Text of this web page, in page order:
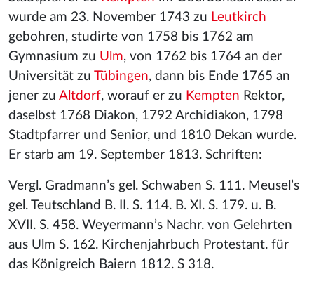
wurde am 23. November 1743 zu Leutkirch
gebohren, studirte von 1758 bis 1762 am
Gymnasium zu Ulm, von 1762 bis 1764 an der
Universität zu Tübingen, dann bis Ende 1765 an
jener zu Altdorf, worauf er zu Kempten Rektor,
daselbst 1768 Diakon, 1792 Archidiakon, 1798
Stadtpfarrer und Senior, und 1810 Dekan wurde.
Er starb am 19. September 1813. Schriften:
Vergl. Gradmann’s gel. Schwaben S. 111. Meusel’s
gel. Teutschland B. II. S. 114. B. XI. S. 179. u. B.
XVII. S. 458. Weyermann’s Nachr. von Gelehrten
aus Ulm S. 162. Kirchenjahrbuch Protestant. für
das Königreich Baiern 1812. S 318.